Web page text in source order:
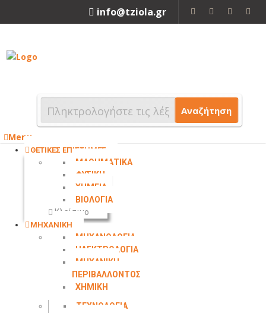
info@tziola.gr
Αναζήτηση
Menu
ΘΕΤΙΚΕΣ ΕΠΙΣΤΗΜΕΣ
ΜΑΘΗΜΑΤΙΚΑ
ΦΥΣΙΚΗ
ΧΗΜΕΙΑ
ΒΙΟΛΟΓΙΑ
Κλείσιμο
ΜΗΧΑΝΙΚΗ
ΜΗΧΑΝΟΛΟΓΙΑ
ΗΛΕΚΤΡΟΛΟΓΙΑ
ΜΗΧΑΝΙΚΗ
ΠΕΡΙΒΑΛΛΟΝΤΟΣ
ΧΗΜΙΚΗ
ΤΕΧΝΟΛΟΓΙΑ